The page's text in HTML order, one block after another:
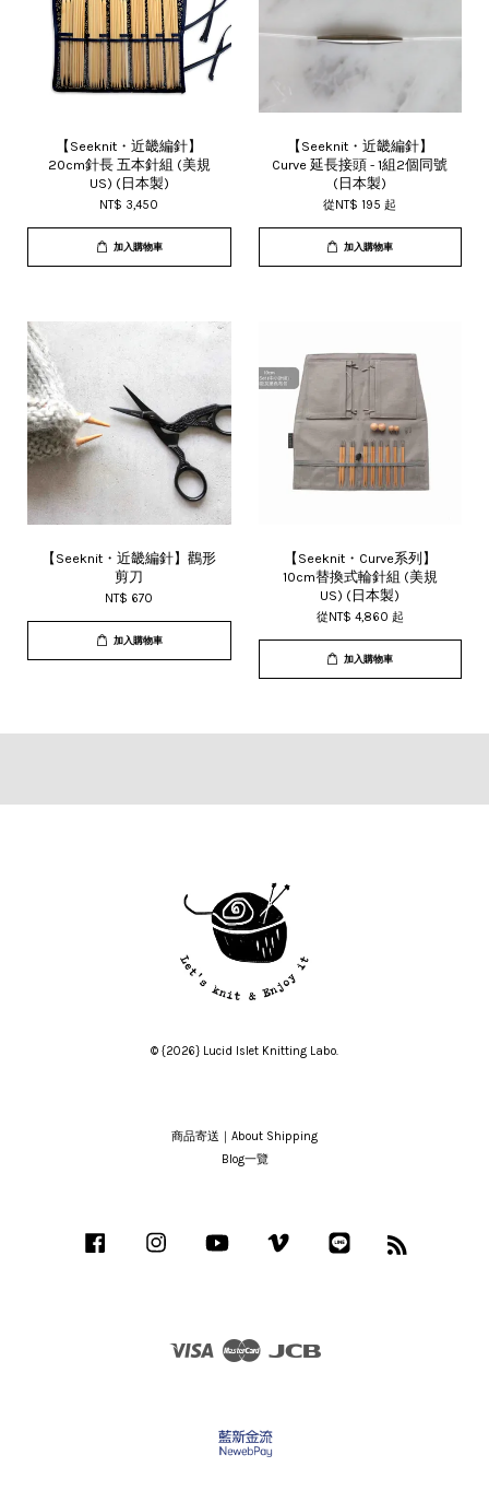
【Seeknit・近畿編針】
20cm針長 五本針組 (美規
US) (日本製)
NT$ 3,450
加入購物車
【Seeknit・近畿編針】
Curve 延長接頭 - 1組2個同號
(日本製)
從 NT$ 195起
加入購物車
【Seeknit・近畿編針】鸛形
剪刀
NT$ 670
加入購物車
【Seeknit・Curve系列】
10cm替換式輪針組 (美規
US) (日本製)
從 NT$ 4,860 起
加入購物車
© {2026} Lucid Islet Knitting Labo.
商品寄送｜About Shipping
Blog一覽
Facebook Instagram YouTube
Visa Master